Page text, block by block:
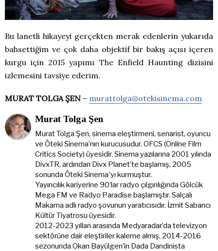
Bu lanetli hikayeyi gerçekten merak edenlerin yukarıda
bahsettiğim ve çok daha objektif bir bakış açısı içeren
kurgu için 2015 yapımı The Enfield Haunting dizisini
izlemesini tavsiye ederim.
MURAT TOLGA ŞEN – murattolga@otekisinema.com
Murat Tolga Şen
Murat Tolga Şen, sinema eleştirmeni, senarist, oyuncu
ve Öteki Sinema’nın kurucusudur. OFCS (Online Film
Critics Society) üyesidir. Sinema yazılarına 2001 yılında
DivxTR, ardından Divx Planet’te başlamış, 2005
sonunda Öteki Sinema'yı kurmuştur.
Yayıncılık kariyerine 90’lar radyo çılgınlığında Gölcük
Mega FM ve Radyo Paradise başlamıştır. Salçalı
Makarna adlı radyo şovunun yaratıcısıdır. İzmit Sabancı
Kültür Tiyatrosu üyesidir.
2012-2023 yılları arasında Medyaradar’da televizyon
sektörüne dair eleştiriler kaleme almış, 2014-2016
sezonunda Okan Bayülgen’in Dada Dandinista